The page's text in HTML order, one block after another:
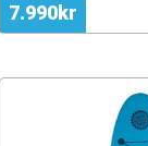
7.990kr